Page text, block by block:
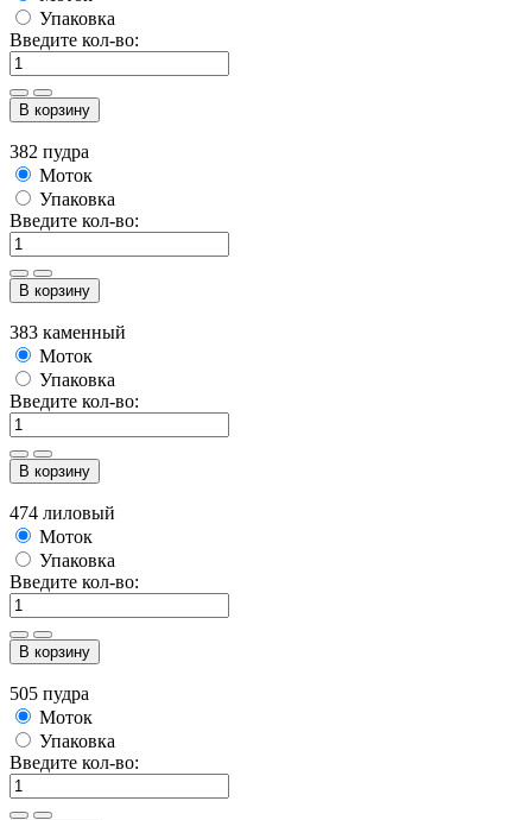
Упаковка
Введите кол-во:
В корзину
382 пудра
Моток
Упаковка
Введите кол-во:
В корзину
383 каменный
Моток
Упаковка
Введите кол-во:
В корзину
474 лиловый
Моток
Упаковка
Введите кол-во:
В корзину
505 пудра
Моток
Упаковка
Введите кол-во: